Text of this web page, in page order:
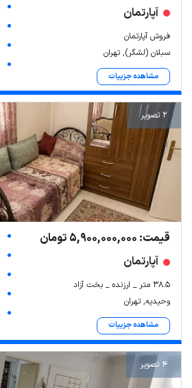
آپارتمان
فروش آپارتمان
سبلان (لشگر), تهران
مشاهده جزییات
2 تصویر
قیمت: 5,900,000,000 تومان
آپارتمان
۳۸.۵ متر _ ارزنده _ بخت آزاد
وحیدیه, تهران
مشاهده جزییات
4 تصویر